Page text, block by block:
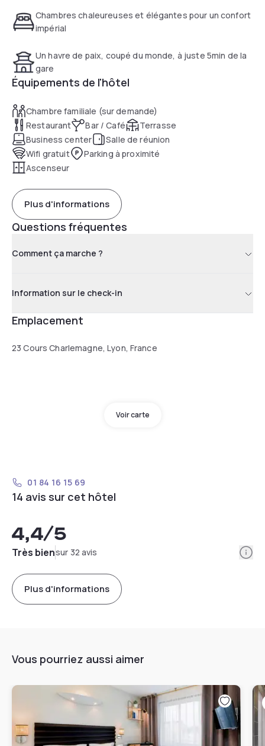
Chambres chaleureuses et élégantes pour un confort
impérial
Un havre de paix, coupé du monde, à juste 5min de la
gare
Équipements de l'hôtel
Chambre familiale (sur demande)
Restaurant
Bar / Café
Terrasse
Business center
Salle de réunion
Wifi gratuit
Parking à proximité
Ascenseur
Plus d'informations
Questions fréquentes
Comment ça marche ?
Information sur le check-in
Emplacement
23 Cours Charlemagne, Lyon, France
Voir carte
01 84 16 15 69
14 avis sur cet hôtel
4,4/5
Très biensur 32 avis
Plus d'informations
Vous pourriez aussi aimer